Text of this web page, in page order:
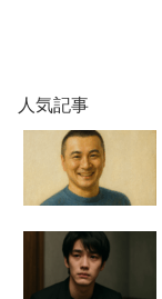
人気記事